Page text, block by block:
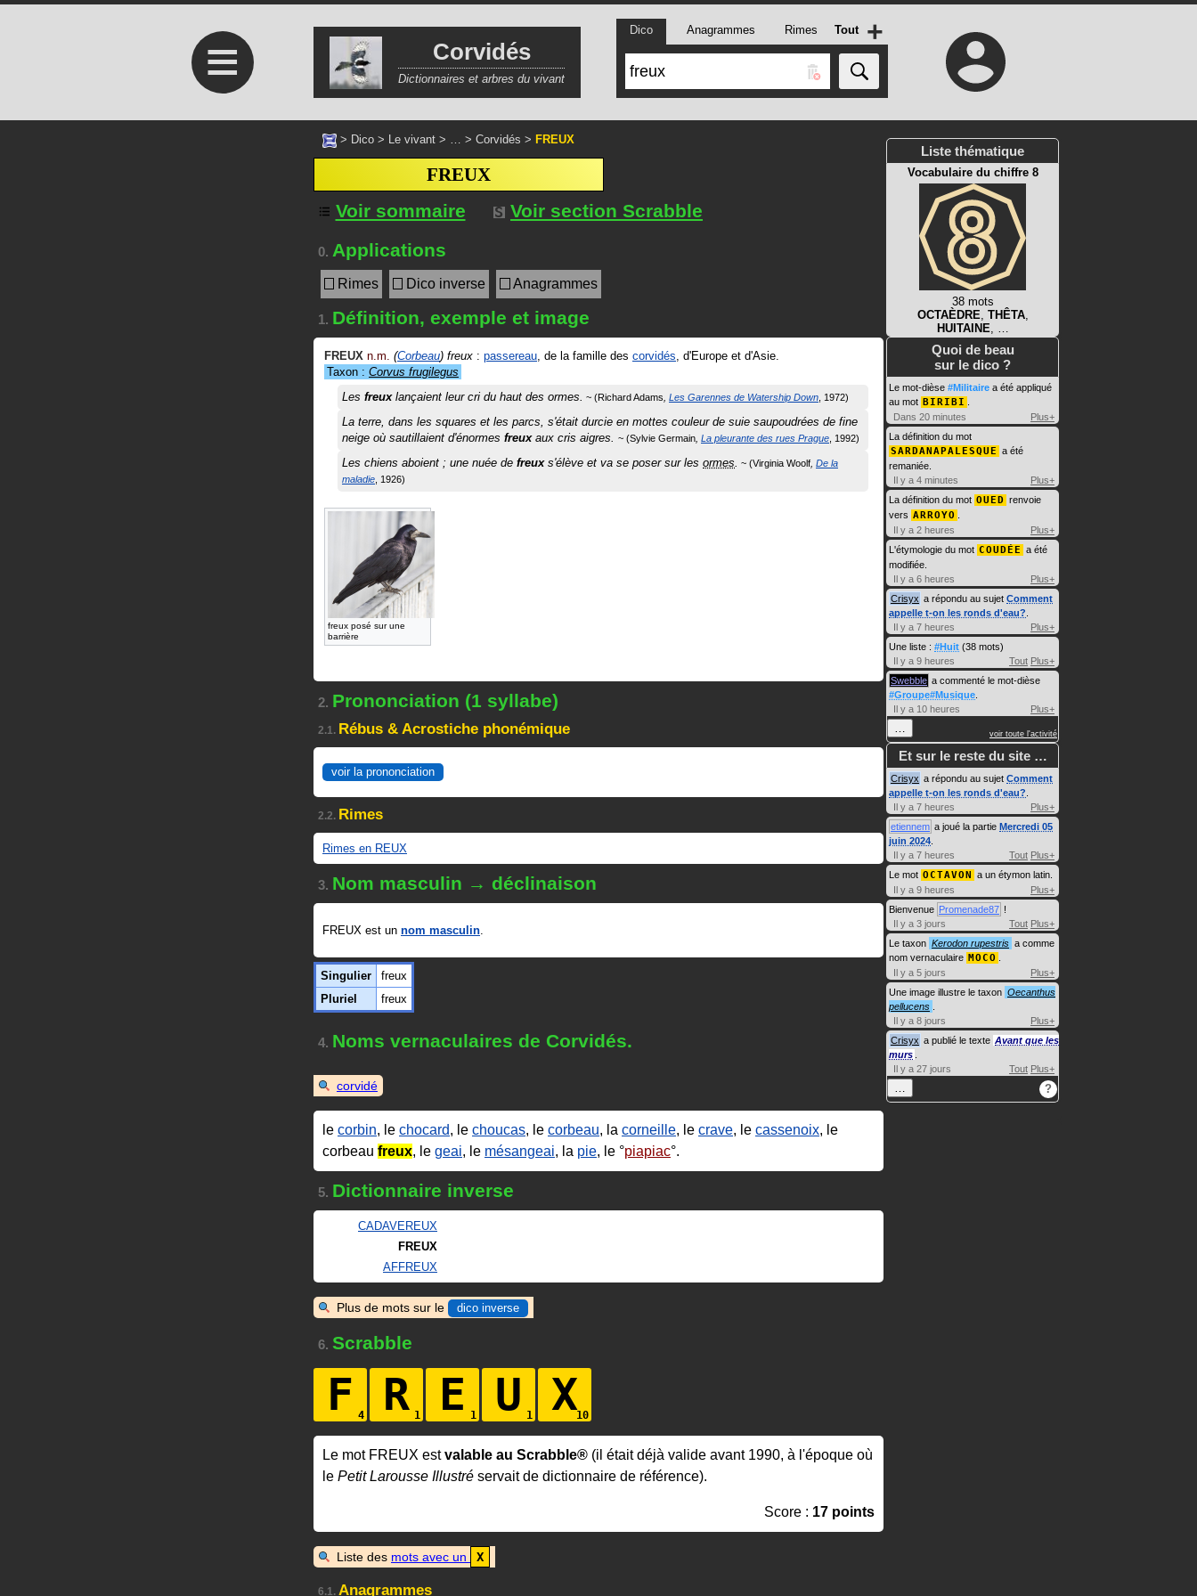
≡ Corvidés
Dictionnaires et arbres du vivant
Dico Anagrammes Rimes Tout +
> Dico > Le vivant > … > Corvidés > FREUX
FREUX
Voir sommaire
Voir section Scrabble
0. Applications
Rimes Dico inverse Anagrammes
1. Définition, exemple et image
FREUX n.m. (Corbeau) freux : passereau, de la famille des corvidés, d'Europe et d'Asie.
Taxon : Corvus frugilegus
Les freuxlançaient leur cri du haut des ormes. Richard Adams Les Garennes de Watership Down 1972
La terre, dans les squares et les parcs, s'était durcie en mottes couleur de suie saupoudrées de fine
neige où sautillaient d'énormes freuxaux cris aigres. Sylvie Germain La pleurante des rues Prague 1992
Les chiens aboient ; une nuée de freuxs'élève et va se poser sur les ormes. Virginia Woolf De la
maladie 1926
freux posé sur une
barrière
2. Prononciation (1 syllabe)
2.1. Rébus & Acrostiche phonémique
voir la prononciation
2.2. Rimes
Rimes en REUX
3. Nom masculin → déclinaison
FREUX est un nom masculin.
Singulier
freux
Pluriel
freux
4. Noms vernaculaires de Corvidés.
corvidé
le corbin, le chocard, le choucas, le corbeau, la corneille, le crave, le cassenoix, le
corbeau freux, le geai, le mésangeai, la pie, le piapiac .
5. Dictionnaire inverse
CADAVEREUX
FREUX
AFFREUX
Plus de mots sur le dico inverse
6. Scrabble
F R E U X
Le mot FREUX estvalable au Scrabble® (il était déjà valide avant 1990, à l'époque où
le Petit Larousse Illustré servait de dictionnaire de référence).
Score : 17 points
Liste des mots avec un X
6.1. Anagrammes
Liste thématique
Vocabulaire du chiffre 8
38 mots
OCTAÈDRE, THÊTA,
HUITAINE, …
Quoi de beau
sur le dico ?
Le mot-dièse #Militaire a été appliqué
au mot BIRIBI
Dans 20 minutes
Plus+
La définition du mot
SARDANAPALESQUE a été
remaniée.
Il y a 4 minutes
Plus+
La définition du mot OUED renvoie
vers ARROYO
Il y a 2 heures
Plus+
L'étymologie du mot COUDÉE a été
modifiée.
Il y a 6 heures
Plus+
Crisyx a répondu au sujet Comment
appelle t-on les ronds d'eau?
Il y a 7 heures
Plus+
Une liste : #Huit (38 mots)
Il y a 9 heures
Tout Plus+
Swebble a commenté le mot-dièse
#Groupe#Musique
Il y a 10 heures
Plus+
… voir toute l'activité
Et sur le reste du site …
Crisyx a répondu au sujet Comment
appelle t-on les ronds d'eau?
Il y a 7 heures
Plus+
etiennem a joué la partie Mercredi 05
juin 2024
Il y a 7 heures
Tout Plus+
Le mot OCTAVON a un étymon latin.
Il y a 9 heures
Plus+
Bienvenue Promenade87 !
Il y a 3 jours
Tout Plus+
Le taxon Kerodon rupestris a comme
nom vernaculaire MOCO
Il y a 5 jours
Plus+
Une image illustre le taxon Oecanthus
pellucens
Il y a 8 jours
Plus+
Crisyx a publié le texte Avant que les
murs
Il y a 27 jours
Tout Plus+
… ?